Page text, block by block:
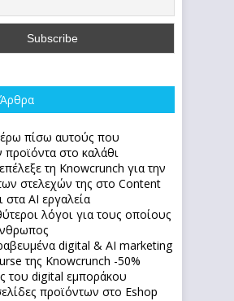
πίσω αυτούς που
προϊόντα στο καλάθι
τη Knowcrunch για την
στελεχών της στο Content
στα AI εργαλεία
λόγοι για τους οποίους
digital & AI marketing
της Knowcrunch -50%
του digital εμποράκου
προϊόντων στο Eshop